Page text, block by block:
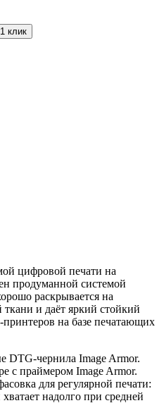
клик
цифровой печати на
продуманной системой
раскрывается на
ткани и даёт яркий стойкий
на базе печатающих
DTG-чернила Image Armor.
с праймером Image Armor.
для регулярной печати:
надолго при средней